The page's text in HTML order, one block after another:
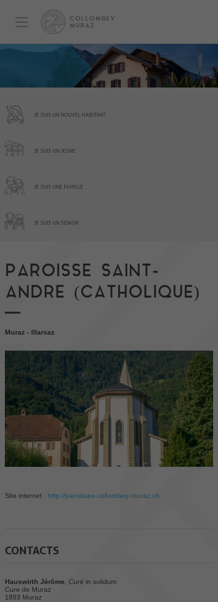
JE SUIS UN NOUVEL HABITANT
JE SUIS UN JEUNE
JE SUIS UNE FAMILLE
JE SUIS UN SENIOR
PAROISSE SAINT-
ANDRE (CATHOLIQUE)
Muraz - Illarsaz
Site internet : http://paroisses-collombey-muraz.ch
CONTACTS
Hauswirth Jérôme, Curé in solidum
Cure de Muraz
1893 Muraz